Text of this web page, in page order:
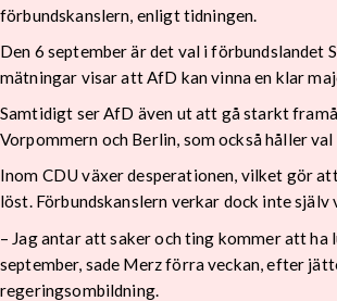
förbundskanslern, enligt tidningen.
Den 6 september är det val i förbundslandet
mätningar visar att AfD kan vinna en klar
Samtidigt ser AfD även ut att gå starkt
Vorpommern och Berlin, som också håller val
Inom CDU växer desperationen, vilket gör
löst. Förbundskanslern verkar dock inte själv
– Jag antar att saker och ting kommer att
september, sade Merz förra veckan, efter
regeringsombildning.